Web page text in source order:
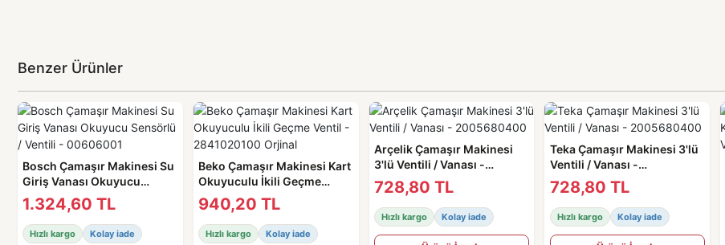
Benzer Ürünler
Bosch Çamaşır Makinesi Su
Giriş Vanası Okuyucu
Sensörlü / Ventili -
00606001
1.324,60 TL
Hızlı kargo Kolay iade
Beko Çamaşır Makinesi Kart
Okuyuculu İkili Geçme
Ventil - 2841020100 Orjinal
940,20 TL
Hızlı kargo Kolay iade
Arçelik Çamaşır Makinesi
3'lü Ventili / Vanası -
2005680400
728,80 TL
Hızlı kargo Kolay iade
Teka Çamaşır Makinesi 3'lü
Ventili / Vanası -
2005680400
728,80 TL
Hızlı kargo Kolay iade